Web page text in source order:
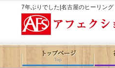
7年ぶりでした|名古屋のヒーリン